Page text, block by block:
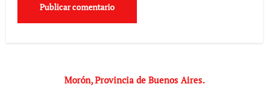
Morón, Provincia de Buenos Aires.